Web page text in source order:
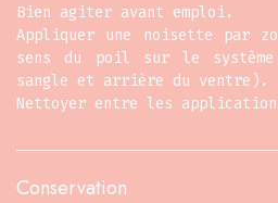
Bien agiter avant emploi.
Appliquer une noisette par
sens du poil sur le
sangle et arrière du ventre).
Nettoyer entre les
Conservation